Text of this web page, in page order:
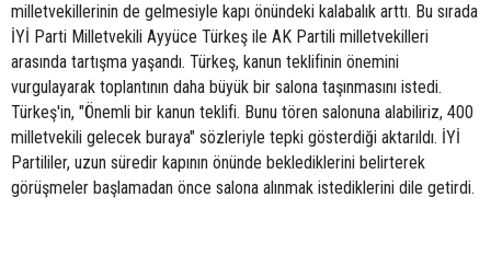
milletvekillerinin de gelmesiyle kapı önündeki kalabalık arttı. Bu sırada
İYİ Parti Milletvekili Ayyüce Türkeş ile AK Partili milletvekilleri
arasında tartışma yaşandı. Türkeş, kanun teklifinin önemini
vurgulayarak toplantının daha büyük bir salona taşınmasını istedi.
Türkeş'in, "Önemli bir kanun teklifi. Bunu tören salonuna alabiliriz, 400
milletvekili gelecek buraya" sözleriyle tepki gösterdiği aktarıldı. İYİ
Partililer, uzun süredir kapının önünde beklediklerini belirterek
görüşmeler başlamadan önce salona alınmak istediklerini dile getirdi.